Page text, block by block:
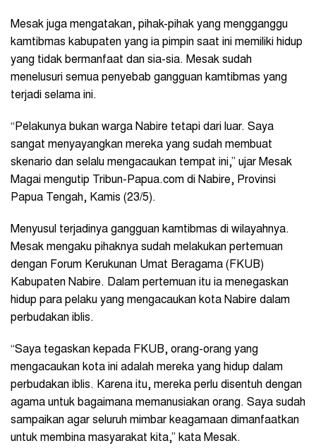
Mesak juga mengatakan, pihak-pihak yang mengganggu
kamtibmas kabupaten yang ia pimpin saat ini memiliki hidup
yang tidak bermanfaat dan sia-sia. Mesak sudah
menelusuri semua penyebab gangguan kamtibmas yang
terjadi selama ini.
“Pelakunya bukan warga Nabire tetapi dari luar. Saya
sangat menyayangkan mereka yang sudah membuat
skenario dan selalu mengacaukan tempat ini,” ujar Mesak
Magai mengutip Tribun-Papua.com di Nabire, Provinsi
Papua Tengah, Kamis (23/5).
Menyusul terjadinya gangguan kamtibmas di wilayahnya.
Mesak mengaku pihaknya sudah melakukan pertemuan
dengan Forum Kerukunan Umat Beragama (FKUB)
Kabupaten Nabire. Dalam pertemuan itu ia menegaskan
hidup para pelaku yang mengacaukan kota Nabire dalam
perbudakan iblis.
“Saya tegaskan kepada FKUB, orang-orang yang
mengacaukan kota ini adalah mereka yang hidup dalam
perbudakan iblis. Karena itu, mereka perlu disentuh dengan
agama untuk bagaimana memanusiakan orang. Saya sudah
sampaikan agar seluruh mimbar keagamaan dimanfaatkan
untuk membina masyarakat kita,” kata Mesak.